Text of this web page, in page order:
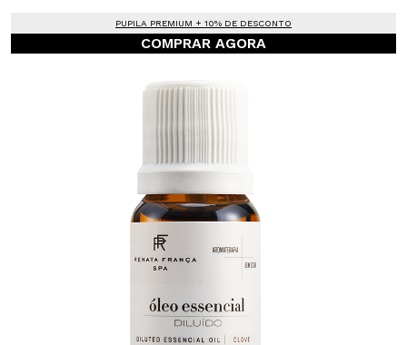
PUPILA PREMIUM + 10% DE DESCONTO
COMPRAR AGORA